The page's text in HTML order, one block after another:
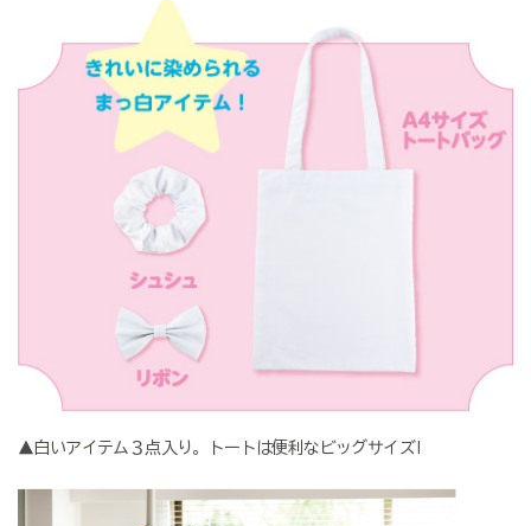
▲白いアイテム３点入り。トートは便利なビッグサイズ!